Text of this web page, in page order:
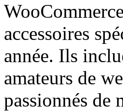
accessoires
année. Ils
amateurs de
passionnés de